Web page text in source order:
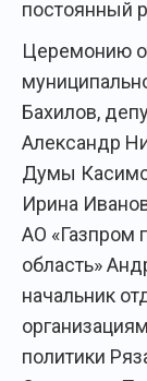
постоянный
Церемонию
Бахилов,
Александр
Думы
Ирина
АО «Газпром
область»
начальник
политики